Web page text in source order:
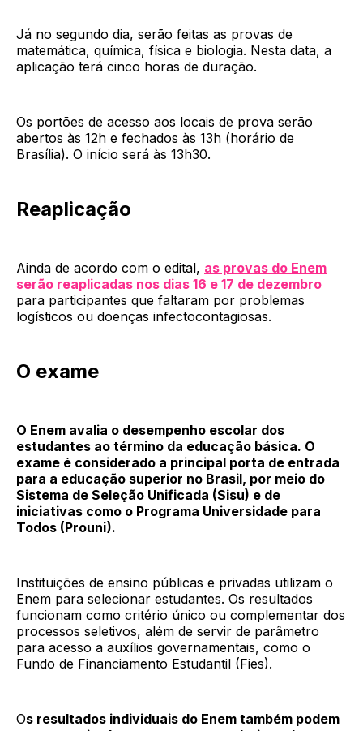
Já no segundo dia, serão feitas as provas de
matemática, química, física e biologia. Nesta data, a
aplicação terá cinco horas de duração.
Os portões de acesso aos locais de prova serão
abertos às 12h e fechados às 13h (horário de
Brasília). O início será às 13h30.
Reaplicação
Ainda de acordo com o edital, as provas do Enem
serão reaplicadas nos dias 16 e 17 de dezembro
para participantes que faltaram por problemas
logísticos ou doenças infectocontagiosas.
O exame
O Enem avalia o desempenho escolar dos
estudantes ao término da educação básica. O
exame é considerado a principal porta de entrada
para a educação superior no Brasil, por meio do
Sistema de Seleção Unificada (Sisu) e de
iniciativas como o Programa Universidade para
Todos (Prouni).
Instituições de ensino públicas e privadas utilizam o
Enem para selecionar estudantes. Os resultados
funcionam como critério único ou complementar dos
processos seletivos, além de servir de parâmetro
para acesso a auxílios governamentais, como o
Fundo de Financiamento Estudantil (Fies).
Os resultados individuais do Enem também podem